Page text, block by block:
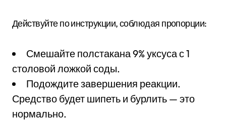
Действуйте по инструкции, соблюдая пропорции:
Смешайте полстакана 9% уксуса с 1
столовой ложкой соды.
Подождите завершения реакции.
Средство будет шипеть и бурлить — это
нормально.